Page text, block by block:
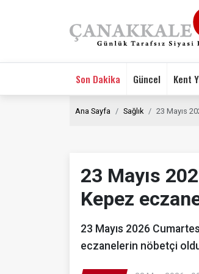
Son Dakika Güncel Kent
Ana Sayfa Sağlık 23 Mayıs
23 Mayıs
Kepez
23 Mayıs 2026
eczanelerin nöbetçi